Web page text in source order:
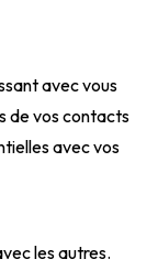
avec vous
de vos contacts
avec vos
les autres.